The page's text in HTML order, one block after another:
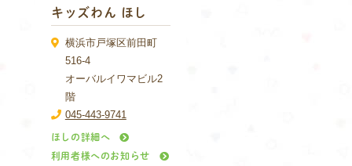
キッズわん ほし
横浜市戸塚区前田町
516-4
オーバルイワマビル2
階
045-443-9741
ほしの詳細へ
利用者様へのお知らせ